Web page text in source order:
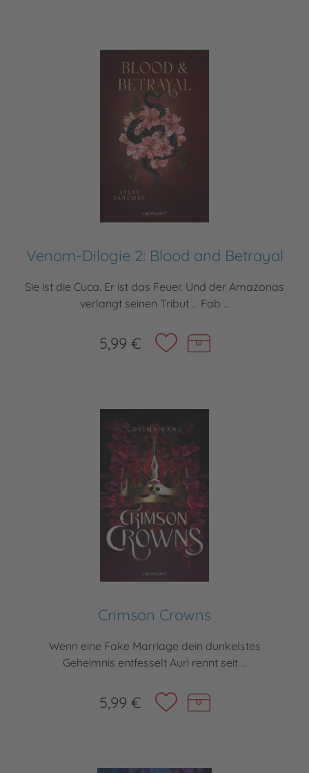
Venom-Dilogie 2: Blood and Betrayal
Sie ist die Cuca. Er ist das Feuer. Und der Amazonas
verlangt seinen Tribut … Fab ...
5,99 €
Crimson Crowns
Wenn eine Fake Marriage dein dunkelstes
Geheimnis entfesselt Auri rennt seit ...
5,99 €